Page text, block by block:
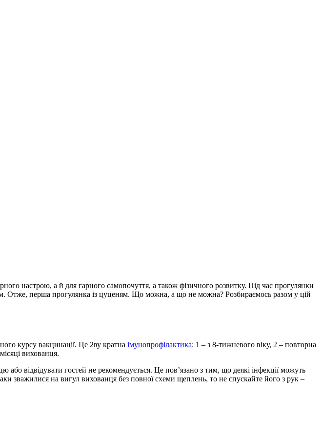
настрою, а й для гарного самопочуття, а також фізичного розвитку. Під час прогулянки
Отже, перша прогулянка із цуценям. Що можна, а що не можна? Розбираємось разом у цій
курсу вакцинації. Це 2ву кратна імунопрофілактика: 1 – з 8-тижневого віку, 2 – повторна
вихованця.
відвідувати гостей не рекомендується. Це пов’язано з тим, що деякі інфекції можуть
зважилися на вигул вихованця без повної схеми щеплень, то не спускайте його з рук –